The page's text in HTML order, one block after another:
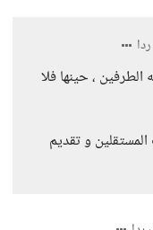
، حينها فلا
و تقديم